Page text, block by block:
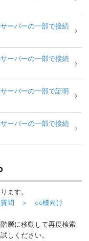
ーバーの一部で接続
ーバーの一部で接続
ーバーの一部で証明
ーバーの一部で接続
ます。
質問 ＞ ○○様向け
層に移動して再度検索
しください。